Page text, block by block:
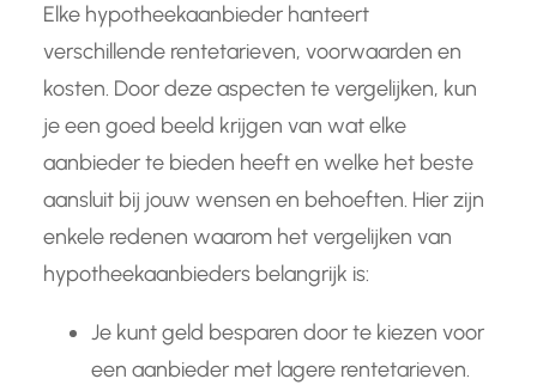
Elke hypotheekaanbieder hanteert
verschillende rentetarieven, voorwaarden en
kosten. Door deze aspecten te vergelijken, kun
je een goed beeld krijgen van wat elke
aanbieder te bieden heeft en welke het beste
aansluit bij jouw wensen en behoeften. Hier zijn
enkele redenen waarom het vergelijken van
hypotheekaanbieders belangrijk is:
Je kunt geld besparen door te kiezen voor
een aanbieder met lagere rentetarieven.